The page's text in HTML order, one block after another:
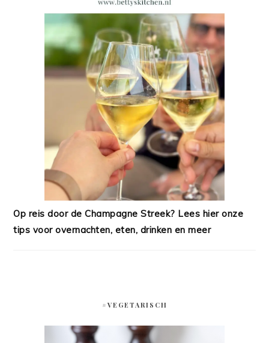
Op reis door de Champagne Streek? Lees hier onze
tips voor overnachten, eten, drinken en meer
#VEGETARISCH